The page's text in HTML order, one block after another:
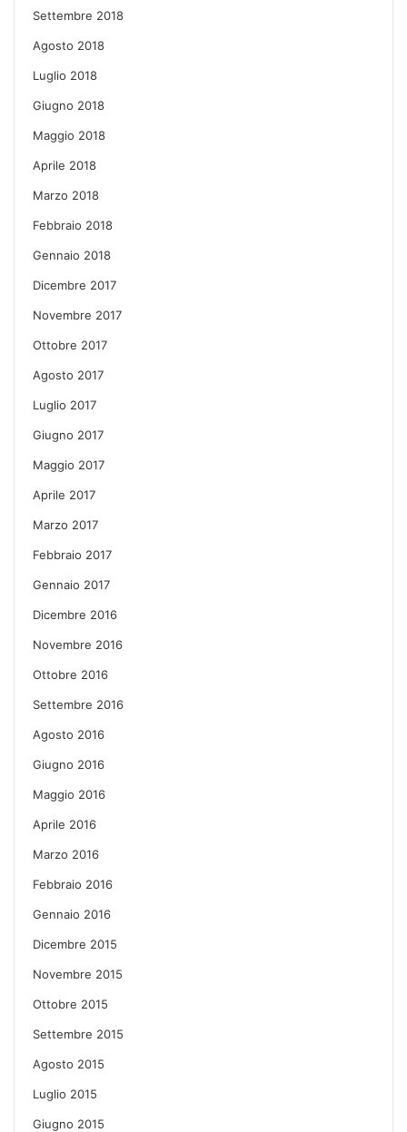
Settembre 2018
Agosto 2018
Luglio 2018
Giugno 2018
Maggio 2018
Aprile 2018
Marzo 2018
Febbraio 2018
Gennaio 2018
Dicembre 2017
Novembre 2017
Ottobre 2017
Agosto 2017
Luglio 2017
Giugno 2017
Maggio 2017
Aprile 2017
Marzo 2017
Febbraio 2017
Gennaio 2017
Dicembre 2016
Novembre 2016
Ottobre 2016
Settembre 2016
Agosto 2016
Giugno 2016
Maggio 2016
Aprile 2016
Marzo 2016
Febbraio 2016
Gennaio 2016
Dicembre 2015
Novembre 2015
Ottobre 2015
Settembre 2015
Agosto 2015
Luglio 2015
Giugno 2015